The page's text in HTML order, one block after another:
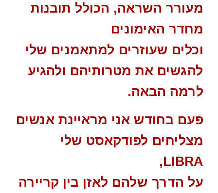
מעורר השראה, הכולל תובנות
מחדר האימונים
וכלים שעוזרים למתאמנים שלי
להגשים את מטרותיהם ולהגיע
לרמה הבאה.
פעם בחודש אני מראיינת אנשים
מצליחים לפודקאסט שלי
LIBRA,
על הדרך שלהם לאזן בין קריירה